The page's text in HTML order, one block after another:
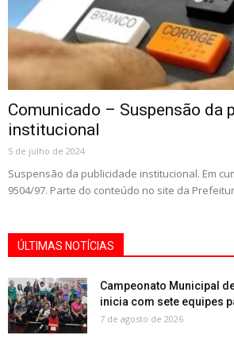
Comunicado – Suspensão da
institucional
5 de julho de 2024
Suspensão da publicidade institucional. Em
9504/97. Parte do conteúdo no site da
ÚLTIMAS NOTÍCIAS
Campeonato Municipal
inicia com sete equipes
7 de agosto de 2026